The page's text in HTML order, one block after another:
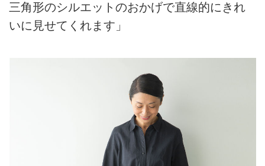
三角形のシルエットのおかげで直線的にきれ
いに見せてくれます」